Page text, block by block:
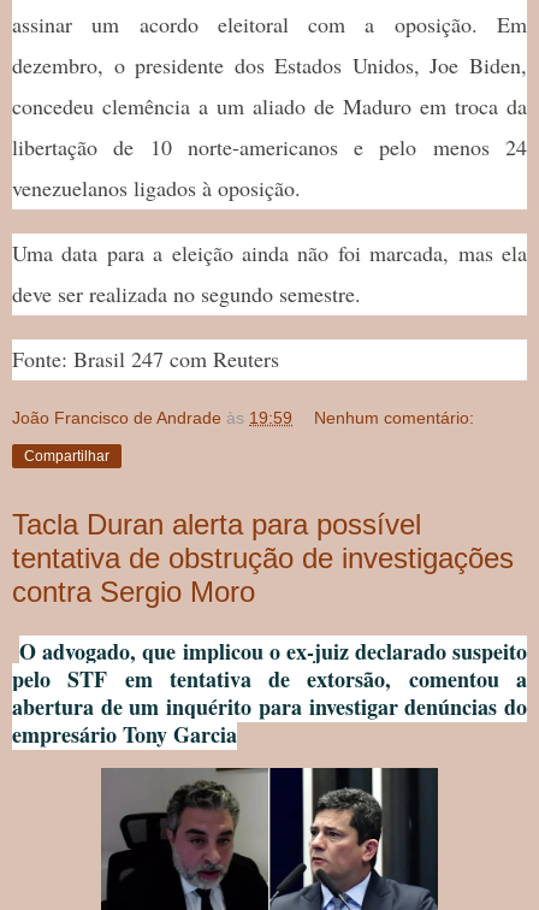
assinar um acordo eleitoral com a oposição. Em
dezembro, o presidente dos Estados Unidos, Joe Biden,
concedeu clemência a um aliado de Maduro em troca da
libertação de 10 norte-americanos e pelo menos 24
venezuelanos ligados à oposição.
Uma data para a eleição ainda não foi marcada, mas ela
deve ser realizada no segundo semestre.
Fonte: Brasil 247 com Reuters
João Francisco de Andrade às 19:59 Nenhum comentário:
Compartilhar
Tacla Duran alerta para possível
tentativa de obstrução de investigações
contra Sergio Moro
O advogado, que implicou o ex-juiz declarado suspeito
pelo STF em tentativa de extorsão, comentou a
abertura de um inquérito para investigar denúncias do
empresário Tony Garcia